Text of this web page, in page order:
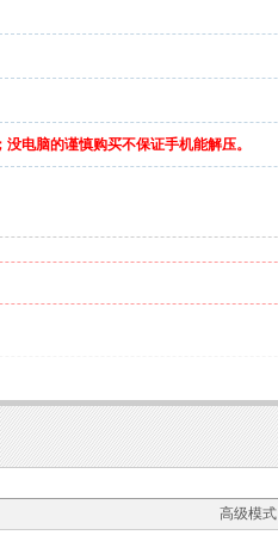
电脑的谨慎购买不保证手机能解压。
高级模式